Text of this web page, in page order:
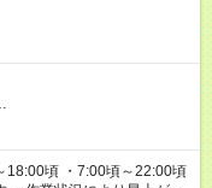
頃 ・7:00頃～22:00頃